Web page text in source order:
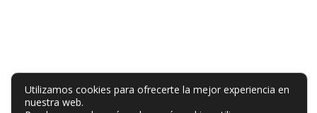
Utilizamos cookies para ofrecerte la mejor experiencia en
nuestra web.